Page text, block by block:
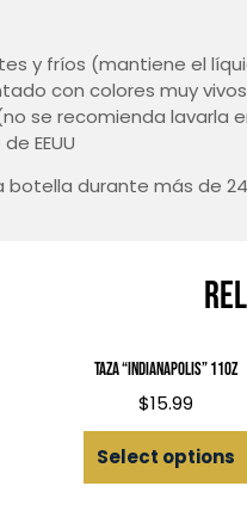
y fríos (mantiene el
con colores muy vivos
se recomienda lavarla
EEUU
botella durante más de
Taza “Indianapolis” 11oz
$15.99
Select options